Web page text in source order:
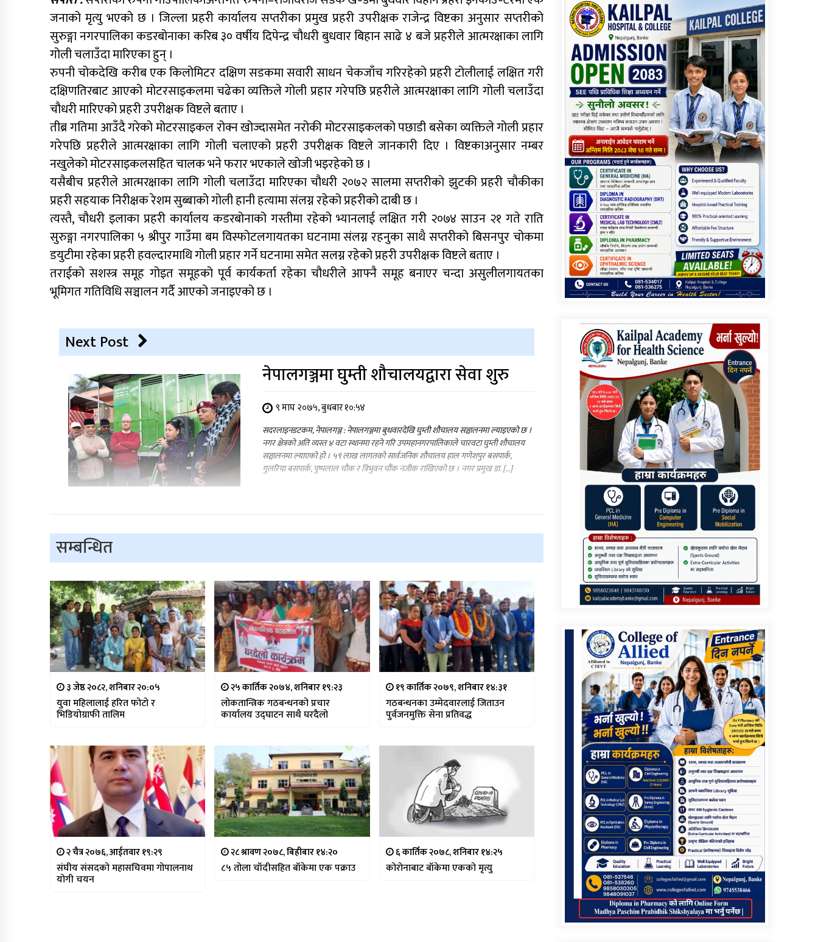
जनाको मृत्यु भएको छ । जिल्ला प्रहरी कार्यालय सप्तरीका प्रमुख प्रहरी उपरीक्षक राजेन्द्र विष्टका अनुसार सप्तरीको
सुरुङ्गा नगरपालिका कडरबोनाका करिब ३० वर्षीय दिपेन्द्र चौधरी बुधवार बिहान साढे ४ बजे प्रहरीले आत्मरक्षाका लागि
गोली चलाउँदा मारिएका हुन् ।
रुपनी चोकदेखि करीब एक किलोमिटर दक्षिण सडकमा सवारी साधन चेकजाँच गरिरहेको प्रहरी टोलीलाई लक्षित गरी
दक्षिणतिरबाट आएको मोटरसाइकलमा चढेका व्यक्तिले गोली प्रहार गरेपछि प्रहरीले आत्मरक्षाका लागि गोली चलाउँदा
चौधरी मारिएको प्रहरी उपरीक्षक विष्टले बताए ।
तीब्र गतिमा आउँदै गरेको मोटरसाइकल रोक्न खोज्दासमेत नरोकी मोटरसाइकलको पछाडी बसेका व्यक्तिले गोली प्रहार
गरेपछि प्रहरीले आत्मरक्षाका लागि गोली चलाएको प्रहरी उपरीक्षक विष्टले जानकारी दिए । विष्टकाअनुसार नम्बर
नखुलेको मोटरसाइकलसहित चालक भने फरार भएकाले खोजी भइरहेको छ ।
यसैबीच प्रहरीले आत्मरक्षाका लागि गोली चलाउँदा मारिएका चौधरी २०७२ सालमा सप्तरीको झुटकी प्रहरी चौकीका
प्रहरी सहयाक निरीक्षक रेशम सुब्बाको गोली हानी हत्यामा संलग्न रहेको प्रहरीको दाबी छ ।
त्यस्तै, चौधरी इलाका प्रहरी कार्यालय कडरबोनाको गस्तीमा रहेको भ्यानलाई लक्षित गरी २०७४ साउन २१ गते राति
सुरुङ्गा नगरपालिका ५ श्रीपुर गाउँमा बम विस्फोटलगायतका घटनामा संलग्न रहनुका साथै सप्तरीको बिसनपुर चोकमा
डयुटीमा रहेका प्रहरी हवल्दारमाथि गोली प्रहार गर्ने घटनामा समेत सलग्न रहेको प्रहरी उपरीक्षक विष्टले बताए ।
तराईको सशस्त्र समूह गोइत समूहको पूर्व कार्यकर्ता रहेका चौधरीले आफ्नै समूह बनाएर चन्दा असुलीलगायतका
भूमिगत गतिविधि सञ्चालन गर्दै आएको जनाइएको छ ।
Next Post
नेपालगञ्जमा घुम्ती शौचालयद्वारा सेवा शुरु
९ माघ २०७५, बुधबार १०:५४
सदरलाइनडटकम, नेपालगञ्ज : नेपालगञ्जमा बुधवारदेखि घुम्ती शौचालय सञ्चालनमा ल्याइएको छ ।
नगर क्षेत्रको अति व्यस्त ४ वटा स्थानमा रहने गरि उपमहानगरपालिकाले चारवटा घुम्ती शौचालय
सञ्चालनमा ल्याएको हो । ५९ लाख लागतको सार्वजनिक शौचालय हाल गणेशपुर बसपार्क,
गुलरिया बसपार्क, पुष्पलाल चौक र त्रिभुवन चौंक नजीक राखिएको छ । नगर प्रमुख डा. […]
सम्बन्धित
३ जेष्ठ २०८२, शनिबार २०:०५
युवा महिलालाई हरित फोटो र
भिडियोग्राफी तालिम
२५ कार्तिक २०७४, शनिबार १९:२३
लोकतान्त्रिक गठबन्धनको प्रचार
कार्यालय उद्घाटन साथै घरदैलो
१९ कार्तिक २०७९, शनिबार १४:३१
गठबन्धनका उम्मेदवारलाई जिताउन
पुर्वजनमुक्ति सेना प्रतिवद्ध
२ चैत्र २०७६, आईतवार १९:२९
संघीय संसदको महासचिवमा गोपालनाथ
योगी चयन
२८ श्रावण २०७८, बिहीबार १४:२०
८५ तोला चाँदीसहित बाँकेमा एक पक्राउ
६ कार्तिक २०७८, शनिबार १४:२५
कोरोनाबाट बाँकेमा एकको मृत्यु